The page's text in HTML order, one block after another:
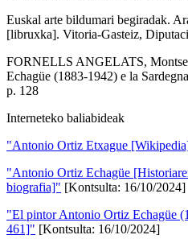
Euskal arte bildumari begiradak.
[libruxka]. Vitoria-Gasteiz,
FORNELLS ANGELATS,
Echagüe (1883-1942) e la
p. 128
Interneteko baliabideak
"Antonio Ortiz Etxague
"Antonio Ortiz Echagüe
biografia]" [Kontsulta: 16/10/2024]
"El pintor Antonio Ortiz Echagüe
461]" [Kontsulta: 16/10/2024]